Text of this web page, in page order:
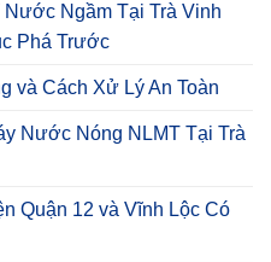
Ngầm Tại Trà Vinh
Phá Trước
và Cách Xử Lý An Toàn
Nước Nóng NLMT Tại Trà
Quận 12 và Vĩnh Lộc Có